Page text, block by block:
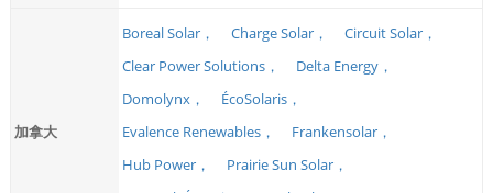
加拿大
Boreal Solar， Charge Solar，
Circuit Solar，
Clear Power Solutions，
Delta Energy，
Domolynx，
ÉcoSolaris，
Evalence Renewables，
Frankensolar，
Hub Power，
Prairie Sun Solar，